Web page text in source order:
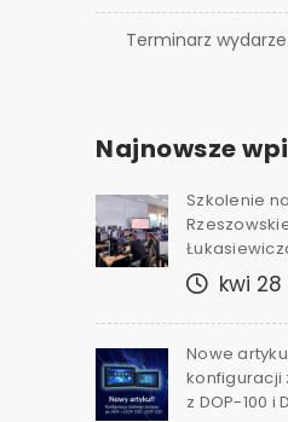
Terminarz
Najnowsze
Szkolenie
kwi 28
Nowe
konfiguracji
z DOP-100 i